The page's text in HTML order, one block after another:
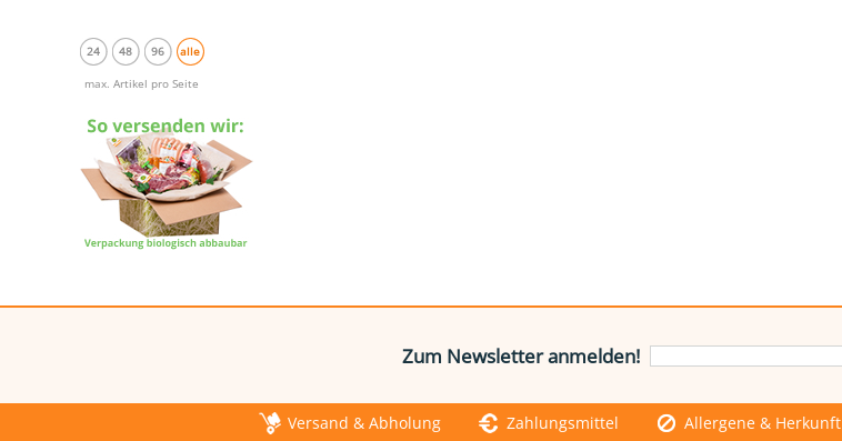
24 48 96 alle
max. Artikel pro Seite
Zum Newsletter anmelden!
Versand & Abholung Zahlungsmittel Allergene & Herkunft